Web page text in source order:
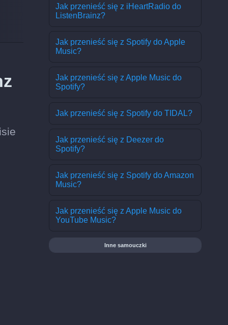
Jak przenieść się z iHeartRadio do
ListenBrainz?
Jak przenieść się z Spotify do Apple
Music?
Jak przenieść się z Apple Music do
Spotify?
Jak przenieść się z Spotify do TIDAL?
Jak przenieść się z Deezer do
Spotify?
Jak przenieść się z Spotify do Amazon
Music?
Jak przenieść się z Apple Music do
YouTube Music?
Inne samouczki